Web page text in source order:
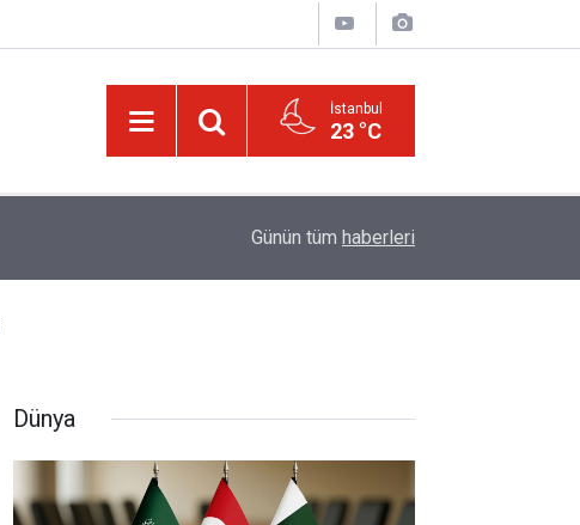
İstanbul
23 °C
Lût kavmine âid o alt-üst olan şehirleri de
Günün tüm haberleri
Dünya